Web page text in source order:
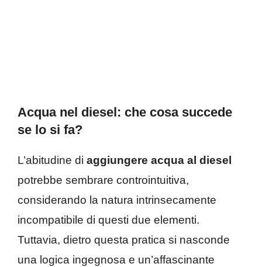
Acqua nel diesel: che cosa succede
se lo si fa?
L’abitudine di aggiungere acqua al diesel
potrebbe sembrare controintuitiva,
considerando la natura intrinsecamente
incompatibile di questi due elementi.
Tuttavia, dietro questa pratica si nasconde
una logica ingegnosa e un’affascinante